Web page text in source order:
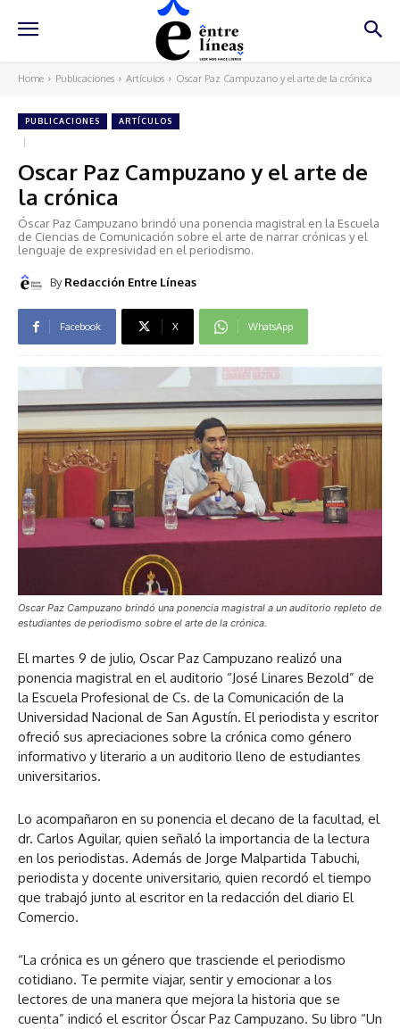
Home Publicaciones Artículos Oscar Paz Campuzano y el arte de la crónica
PUBLICACIONES ARTÍCULOS
Oscar Paz Campuzano y el arte de
la crónica
Óscar Paz Campuzano brindó una ponencia magistral en la Escuela
de Ciencias de Comunicación sobre el arte de narrar crónicas y el
lenguaje de expresividad en el periodismo.
By Redacción Entre Líneas
Facebook X WhatsApp
Oscar Paz Campuzano brindó una ponencia magistral a un auditorio repleto de
estudiantes de periodismo sobre el arte de la crónica.
El martes 9 de julio, Oscar Paz Campuzano realizó una
ponencia magistral en el auditorio “José Linares Bezold” de
la Escuela Profesional de Cs. de la Comunicación de la
Universidad Nacional de San Agustín. El periodista y escritor
ofreció sus apreciaciones sobre la crónica como género
informativo y literario a un auditorio lleno de estudiantes
universitarios.
Lo acompañaron en su ponencia el decano de la facultad, el
dr. Carlos Aguilar, quien señaló la importancia de la lectura
en los periodistas. Además de Jorge Malpartida Tabuchi,
periodista y docente universitario, quien recordó el tiempo
que trabajó junto al escritor en la redacción del diario El
Comercio.
“La crónica es un género que trasciende el periodismo
cotidiano. Te permite viajar, sentir y emocionar a los
lectores de una manera que mejora la historia que se
cuenta” indicó el escritor Óscar Paz Campuzano. Su libro “Un